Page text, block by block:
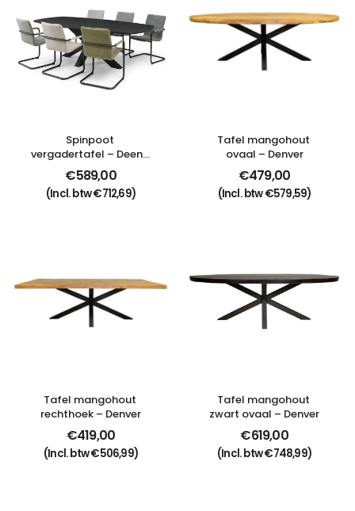
Spinpoot
vergadertafel – Deens
ovaal
€589,00
(Incl. btw€712,69)
Tafel mangohout
ovaal – Denver
€479,00
(Incl. btw€579,59)
Tafel mangohout
rechthoek – Denver
€419,00
(Incl. btw€506,99)
Tafel mangohout
zwart ovaal – Denver
€619,00
(Incl. btw€748,99)